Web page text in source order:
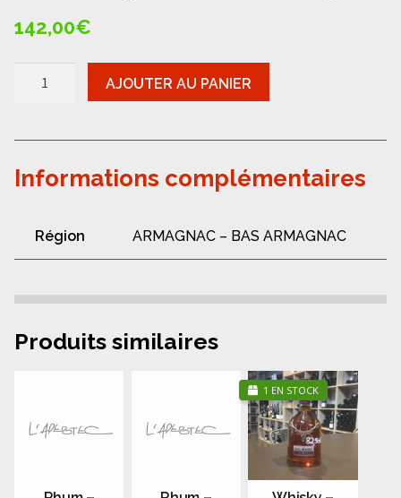
142,00€
-
1981
AJOUTER AU PANIER
Informations complémentaires
Région ARMAGNAC – BAS ARMAGNAC
Produits similaires
1 EN STOCK